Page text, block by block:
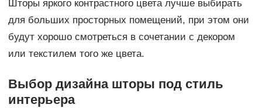
Шторы яркого контрастного цвета лучше выбирать
для больших просторных помещений, при этом они
будут хорошо смотреться в сочетании с декором
или текстилем того же цвета.
Выбор дизайна шторы под стиль
интерьера